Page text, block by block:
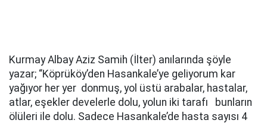
Kurmay Albay Aziz Samih (İlter) anılarında şöyle
yazar; “Köprüköy’den Hasankale’ye geliyorum kar
yağıyor her yer donmuş, yol üstü arabalar, hastalar,
atlar, eşekler develerle dolu, yolun iki tarafı bunların
ölüleri ile dolu. Sadece Hasankale’de hasta sayısı 4